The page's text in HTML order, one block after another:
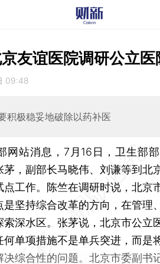
友谊医院调研公立医
09:48
积极稳妥地破除以药补医
站消息，7月16日，卫生部部
茅，副部长马晓伟、刘谦等到北
点工作。陈竺在调研时说，北京
是坚持综合改革的方向，在管理
索深水区。张茅说，北京市公立
何单项措施不是单兵突进，而是
决综合性的问题。北京市委副书